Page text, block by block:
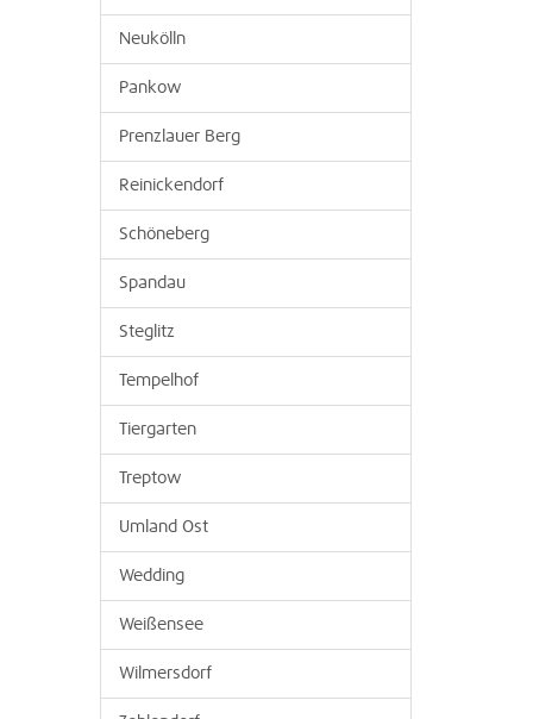
Neukölln
Pankow
Prenzlauer Berg
Reinickendorf
Schöneberg
Spandau
Steglitz
Tempelhof
Tiergarten
Treptow
Umland Ost
Wedding
Weißensee
Wilmersdorf